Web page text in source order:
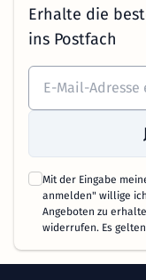
Erhalte die
ins Postfach
Mit der Eingabe
anmelden" willige
Angeboten zu
widerrufen. Es